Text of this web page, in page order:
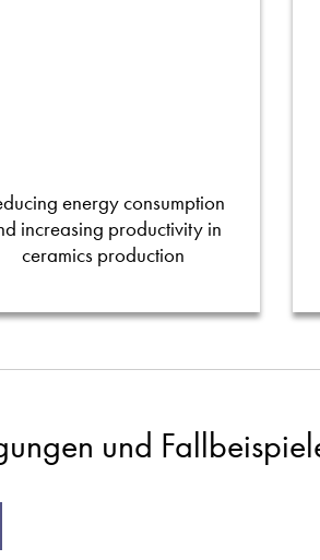
energy consumption
increasing productivity in
ceramics production
und